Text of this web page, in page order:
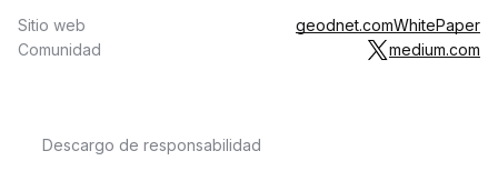
Sitio web geodnet.comWhitePaper
Comunidad
medium.com
Descargo de responsabilidad